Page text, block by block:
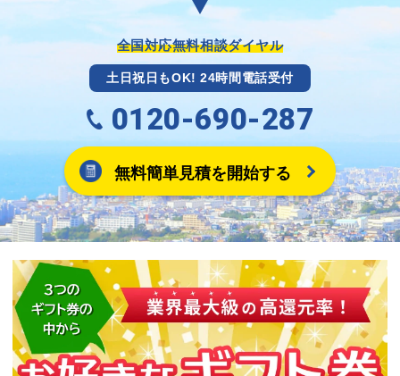
全国対応無料相談ダイヤル
土日祝日もOK! 24時間電話受付
0120-690-287
無料簡単見積を開始する